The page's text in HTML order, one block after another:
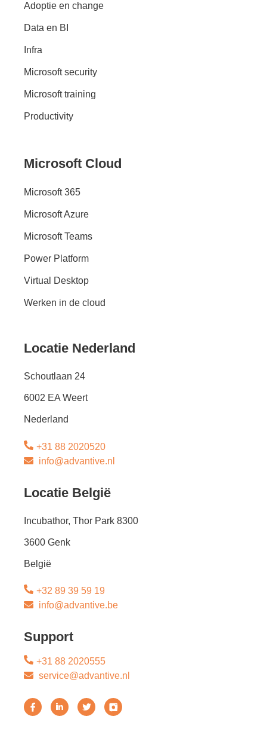
Adoptie en change
Data en BI
Infra
Microsoft security
Microsoft training
Productivity
Microsoft Cloud
Microsoft 365
Microsoft Azure
Microsoft Teams
Power Platform
Virtual Desktop
Werken in de cloud
Locatie Nederland
Schoutlaan 24
6002 EA Weert
Nederland
+31 88 2020520
info@advantive.nl
Locatie België
Incubathor, Thor Park 8300
3600 Genk
België
+32 89 39 59 19
info@advantive.be
Support
+31 88 2020555
service@advantive.nl